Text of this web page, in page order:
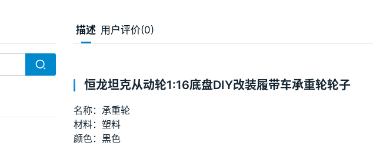
描述 用户评价(0)
恒龙坦克从动轮1:16底盘DIY改装履带车承重轮轮子
名称：承重轮
材料：塑料
颜色：黑色